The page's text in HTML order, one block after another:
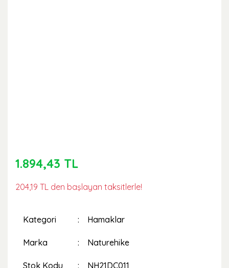
1.894,43 TL
204,19 TL den başlayan taksitlerle!
Kategori Hamaklar
Marka Naturehike
Stok Kodu NH21DC011